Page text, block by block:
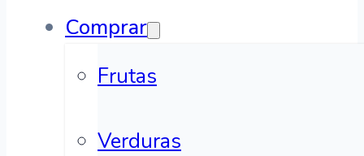
Comprar
Frutas
Verduras